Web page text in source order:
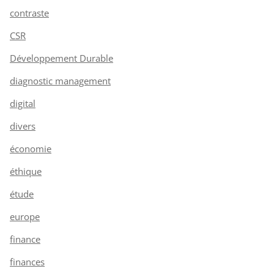
contraste
CSR
Développement Durable
diagnostic management
digital
divers
économie
éthique
étude
europe
finance
finances